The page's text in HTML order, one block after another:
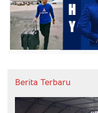
Berita Terbaru